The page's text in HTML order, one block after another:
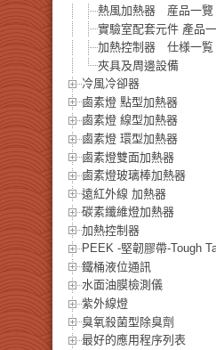
熱風加熱器 産品一覽
實驗室配套元件 產品
加熱控制器 仕様一覧
夾具及周邊設備
冷風冷卻器
鹵素燈 點型加熱器
鹵素燈 線型加熱器
鹵素燈 環型加熱器
鹵素燈雙面加熱器
鹵素燈玻璃棒加熱器
遠紅外線 加熱器
碳素纖維燈加熱器
加熱控制器
PEEK -堅韌膠帶-Tough
鐵桶液位通訊
水面油膜檢測儀
紫外線燈
臭氧殺菌型除臭劑
最好的應用程序列表